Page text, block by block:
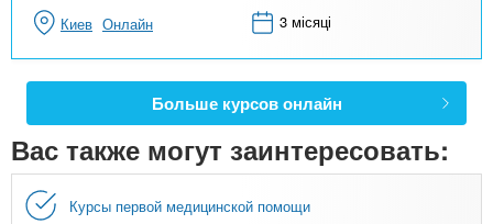
Киев Онлайн 3 місяці
Больше курсов онлайн
Вас также могут заинтересовать:
Курсы первой медицинской помощи